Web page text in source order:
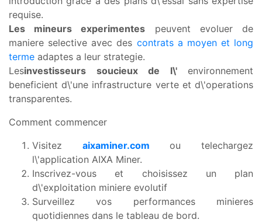
requise.
Les mineurs experimentes peuvent evoluer de
maniere selective avec des contrats a moyen et long
terme adaptes a leur strategie.
Lesinvestisseurs soucieux de l\'environnement
beneficient d\'une infrastructure verte et d\'operations
transparentes.
Comment commencer
Visitez aixaminer.com ou telechargez
l\'application AIXA Miner.
Inscrivez-vous et choisissez un plan
d\'exploitation miniere evolutif
Surveillez vos performances minieres
quotidiennes dans le tableau de bord.